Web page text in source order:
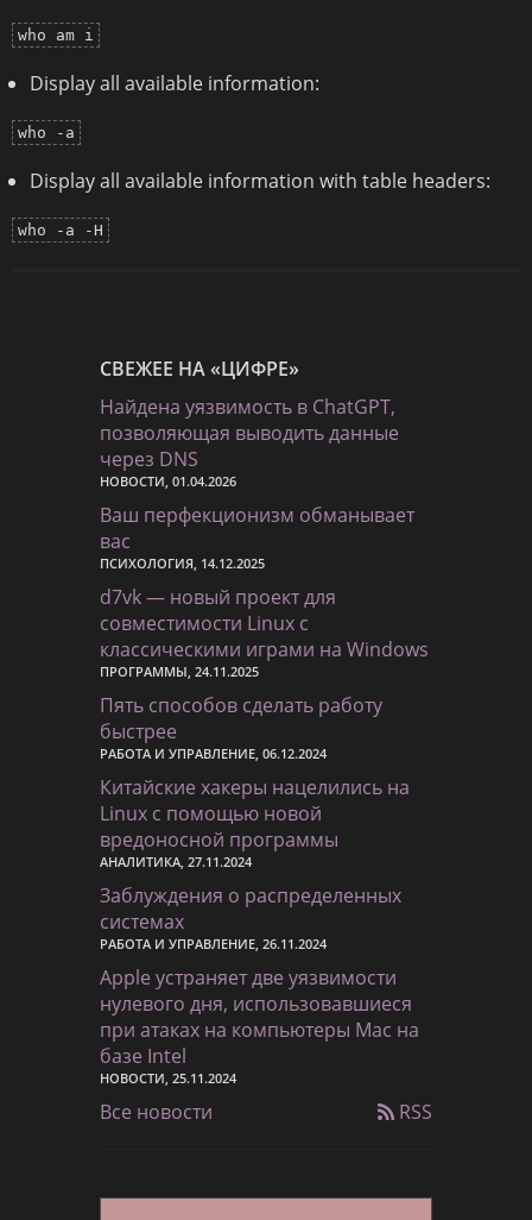
who am i
Display all available information:
who -a
Display all available information with table headers:
who -a -H
СВЕЖЕЕ НА «ЦИФРЕ»
Найдена уязвимость в ChatGPT,
позволяющая выводить данные
через DNS
НОВОСТИ, 01.04.2026
Ваш перфекционизм обманывает
вас
ПСИХОЛОГИЯ, 14.12.2025
d7vk — новый проект для
совместимости Linux с
классическими играми на Windows
ПРОГРАММЫ, 24.11.2025
Пять способов сделать работу
быстрее
РАБОТА И УПРАВЛЕНИЕ, 06.12.2024
Китайские хакеры нацелились на
Linux с помощью новой
вредоносной программы
АНАЛИТИКА, 27.11.2024
Заблуждения о распределенных
системах
РАБОТА И УПРАВЛЕНИЕ, 26.11.2024
Apple устраняет две уязвимости
нулевого дня, использовавшиеся
при атаках на компьютеры Mac на
базе Intel
НОВОСТИ, 25.11.2024
Все новости RSS